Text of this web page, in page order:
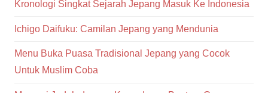
Kronologi Singkat Sejarah Jepang Masuk Ke Indonesia
Ichigo Daifuku: Camilan Jepang yang Mendunia
Menu Buka Puasa Tradisional Jepang yang Cocok
Untuk Muslim Coba